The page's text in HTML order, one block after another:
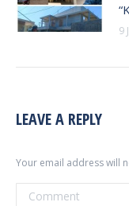
9
LEAVE A REPLY
Your email address will
Comment